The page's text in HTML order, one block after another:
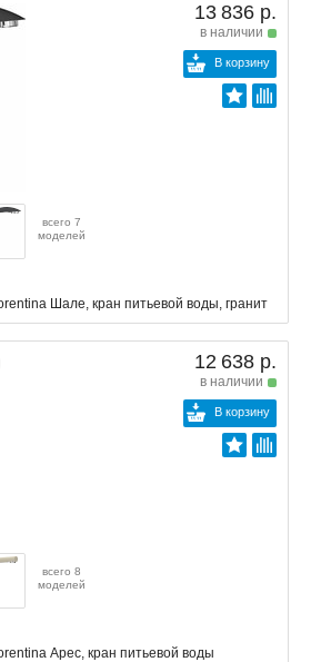
13 836 р.
в наличии
В корзину
всего 7
моделей
Шале, кран питьевой воды, гранит
12 638 р.
в наличии
В корзину
всего 8
моделей
Арес, кран питьевой воды